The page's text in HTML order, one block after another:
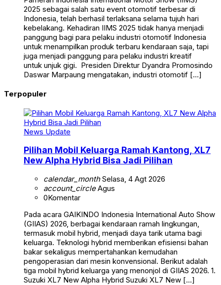
2025 sebagai salah satu event otomotif terbesar di
Indonesia, telah berhasil terlaksana selama tujuh hari
kebelakang. Kehadiran IIMS 2025 tidak hanya menjadi
panggung bagi para pelaku industri otomotif Indonesia
untuk menampilkan produk terbaru kendaraan saja, tapi
juga menjadi panggung para pelaku industri kreatif
untuk unjuk gigi. Presiden Direktur Dyandra Promosindo
Daswar Marpaung mengatakan, industri otomotif […]
Terpopuler
News Update
Pilihan Mobil Keluarga Ramah Kantong, XL7
New Alpha Hybrid Bisa Jadi Pilihan
calendar_monthSelasa, 4 Agt 2026
account_circleAgus
0Komentar
Pada acara GAIKINDO Indonesia International Auto Show
(GIIAS) 2026, berbagai kendaraan ramah lingkungan,
termasuk mobil hybrid, menjadi daya tarik utama bagi
keluarga. Teknologi hybrid memberikan efisiensi bahan
bakar sekaligus mempertahankan kemudahan
pengoperasian dari mesin konvensional. Berikut adalah
tiga mobil hybrid keluarga yang menonjol di GIIAS 2026. 1.
Suzuki XL7 New Alpha Hybrid Suzuki XL7 New […]